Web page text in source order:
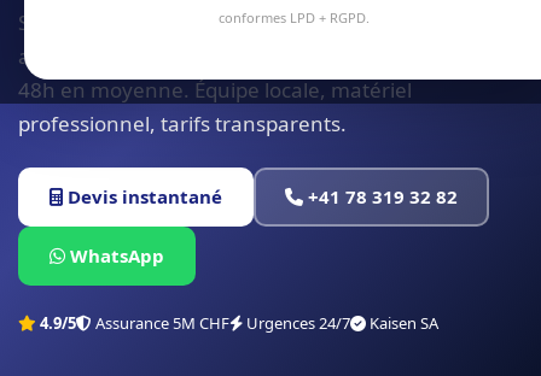
Service conseil subventions energie à Bienne et
alentours. Devis gratuit sous 24h, intervention sous
48h en moyenne. Équipe locale, matériel
professionnel, tarifs transparents.
Devis instantané +41 78 319 32 82
WhatsApp
4.9/5 Assurance 5M CHF Urgences 24/7 Kaisen SA
conformes LPD + RGPD.